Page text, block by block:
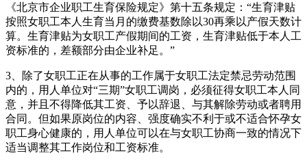
《北京市企业职工生育保险规定》第十五条规定：“生育津贴
按照女职工本人生育当月的缴费基数除以30再乘以产假天数计
算。生育津贴为女职工产假期间的工资，生育津贴低于本人工
资标准的，差额部分由企业补足。”
3、除了女职工正在从事的工作属于女职工法定禁忌劳动范围
内的，用人单位对“三期”女职工调岗，必须征得女职工本人同
意，并且不得降低其工资、予以辞退、与其解除劳动或者聘用
合同。但如果原岗位的内容、强度确实不利于或不适合怀孕女
职工身心健康的，用人单位可以在与女职工协商一致的情况下
适当调整其工作岗位和工资标准。